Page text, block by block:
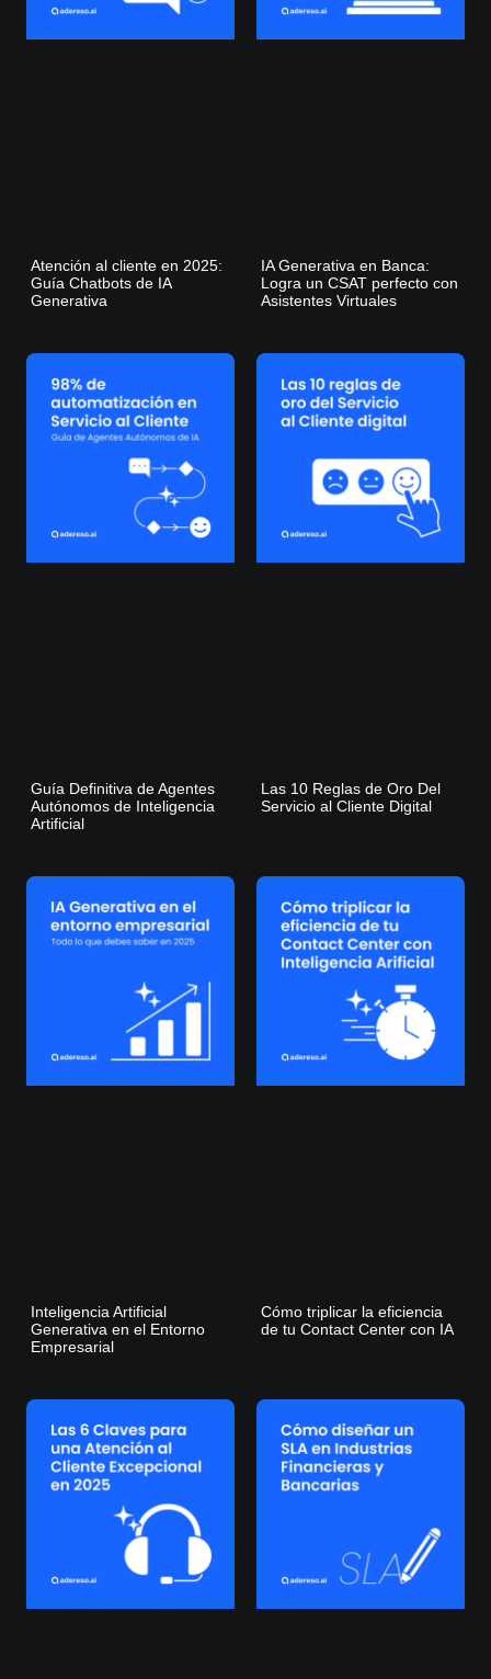
Atención al cliente en 2025:
Guía Chatbots de IA
Generativa
IA Generativa en Banca:
Logra un CSAT perfecto con
Asistentes Virtuales
Guía Definitiva de Agentes
Autónomos de Inteligencia
Artificial
Las 10 Reglas de Oro Del
Servicio al Cliente Digital
Inteligencia Artificial
Generativa en el Entorno
Empresarial
Cómo triplicar la eficiencia
de tu Contact Center con IA